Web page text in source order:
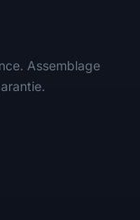
Assemblage